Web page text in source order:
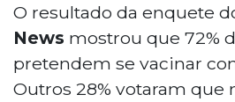
O resultado da enquete
News mostrou que 72%
pretendem se vacinar
Outros 28% votaram que